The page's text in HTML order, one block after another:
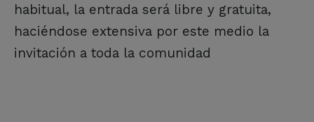
habitual, la entrada será libre y gratuita,
haciéndose extensiva por este medio la
invitación a toda la comunidad